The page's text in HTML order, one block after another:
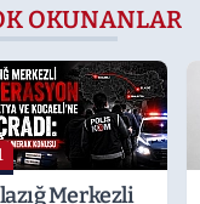
OKUNANLAR
Merkezli